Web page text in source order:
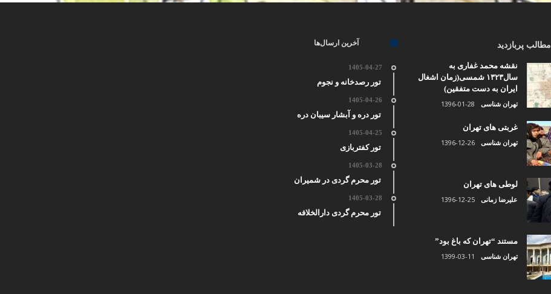
مطالب پربازدید
نقشه محمد غفاری به
سال۱۳۲۳ شمسی(زمان اشغال
ایران به دست متفقین)
تهران شناسی 1396-01-28
غربتی های تهران
تهران شناسی 1396-12-26
لوطی های تهران
علیرضا زمانی 1396-12-25
مستند “تهران که باغ بود”
تهران شناسی 1399-03-11
آخرین ارسال‌ها
1405-04-27
تور رصدخانه و نجوم
1405-04-26
تور دره و آبشار سیبان دره
1405-04-25
تور کفتربازی
1405-03-28
تور محرم گردی در شمیران
1405-03-28
تور محرم گردی دارالخلافه